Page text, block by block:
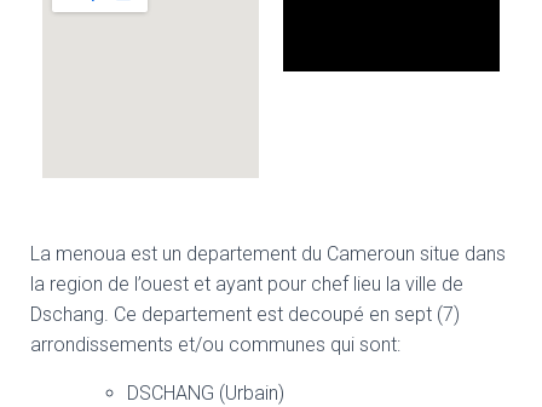
La menoua est un departement du Cameroun situe dans
la region de l’ouest et ayant pour chef lieu la ville de
Dschang. Ce departement est decoupé en sept (7)
arrondissements et/ou communes qui sont:
DSCHANG (Urbain)